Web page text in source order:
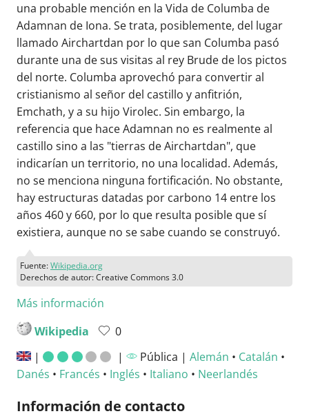
una probable mención en la Vida de Columba de
Adamnan de Iona. Se trata, posiblemente, del lugar
llamado Airchartdan por lo que san Columba pasó
durante una de sus visitas al rey Brude de los pictos
del norte. Columba aprovechó para convertir al
cristianismo al señor del castillo y anfitrión,
Emchath, y a su hijo Virolec. Sin embargo, la
referencia que hace Adamnan no es realmente al
castillo sino a las "tierras de Airchartdan", que
indicarían un territorio, no una localidad. Además,
no se menciona ninguna fortificación. No obstante,
hay estructuras datadas por carbono 14 entre los
años 460 y 660, por lo que resulta posible que sí
existiera, aunque no se sabe cuando se construyó.
Fuente:Wikipedia.org
Derechos de autor: Creative Commons 3.0
Más información
Wikipedia
0
|
| Pública | Alemán • Catalán •
Danés • Francés • Inglés • Italiano • Neerlandés
Información de contacto